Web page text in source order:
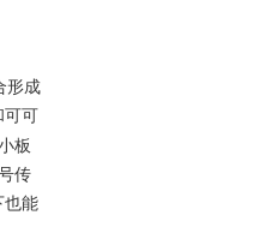
形成
可可
板
传
也能